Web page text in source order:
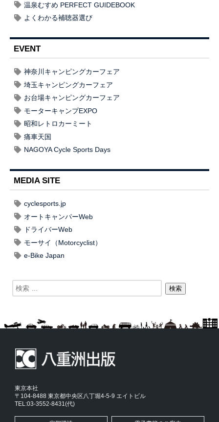
温泉むすめ PERFECT GUIDEBOOK
よくわかる補聴器選び
EVENT
神奈川キャンピングカーフェア
埼玉キャンピングカーフェア
お台場キャンピングカーフェア
モーターキャンプEXPO
昭和レトロカーミート
痛車天国
NAGOYA Cycle Sports Days
MEDIA SITE
cyclesports.jp
オートキャンパーWeb
ドライバーWeb
モーサイ（Motorcyclist）
e-Bike Japan
東京本社
〒104-8488 東京都中央区八丁堀4-5-9 エイトビル
TEL:03-3552-8431(代)